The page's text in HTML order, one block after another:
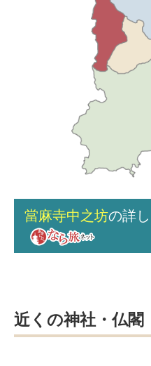
當麻寺中之坊の詳
近くの神社・仏閣